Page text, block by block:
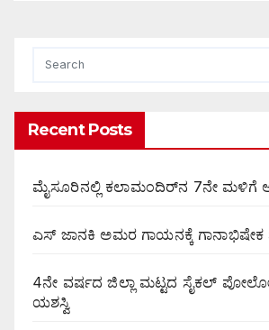
Recent Posts
ಮೈಸೂರಿನಲ್ಲಿ ಕಲಾಮಂದಿರ್‌ನ 7ನೇ ಮಳಿಗೆ
ಎಸ್ ಜಾನಕಿ ಅಮರ ಗಾಯನಕ್ಕೆ
4ನೇ ವರ್ಷದ ಜಿಲ್ಲಾ ಮಟ್ಟದ ಸೈಕಲ್
ಯಶಸ್ವಿ